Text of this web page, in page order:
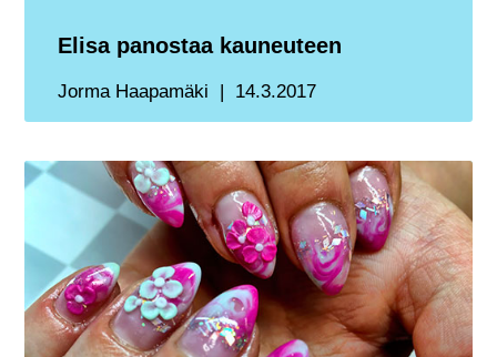
Elisa panostaa kauneuteen
Jorma Haapamäki 14.3.2017